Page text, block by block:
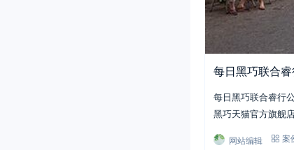
每日黑巧联合
每日黑巧联合睿行
黑巧天猫官方旗舰
网站编辑 案